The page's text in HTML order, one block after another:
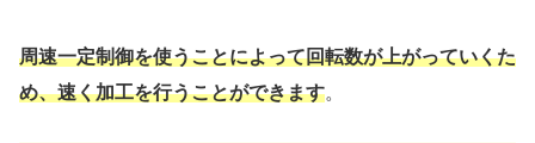
周速一定制御を使うことによって回転数が上がっていくた
め、速く加工を行うことができます。